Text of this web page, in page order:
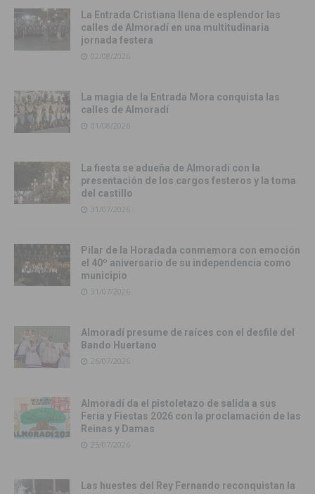
La Entrada Cristiana llena de esplendor las
calles de Almoradí en una multitudinaria
jornada festera
02/08/2026
La magia de la Entrada Mora conquista las
calles de Almoradí
01/08/2026
La fiesta se adueña de Almoradí con la
presentación de los cargos festeros y la toma
del castillo
31/07/2026
Pilar de la Horadada conmemora con emoción
el 40º aniversario de su independencia como
municipio
31/07/2026
Almoradí presume de raíces con el desfile del
Bando Huertano
26/07/2026
Almoradí da el pistoletazo de salida a sus
Feria y Fiestas 2026 con la proclamación de las
Reinas y Damas
25/07/2026
Las huestes del Rey Fernando reconquistan la